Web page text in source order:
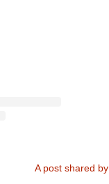
A post shared